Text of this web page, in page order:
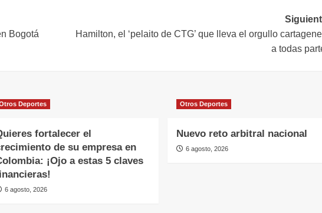
Bogotá
Hamilton, el ‘pelaito de CTG’ que lleva el orgullo
a todas
Deportes
fortalecer el
de su empresa en
¡Ojo a estas 5 claves
6 agosto, 2026
Otros Deportes
Nuevo reto arbitral nacional
6 agosto, 2026